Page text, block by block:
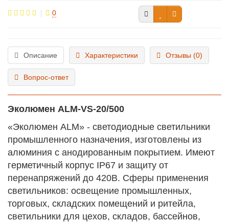
0
Описание Характеристики Отзывы (0)
Вопрос-ответ
Эколюмен ALM-VS-20/500
«Эколюмен ALM» - светодиодные светильники
промышленного назначения, изготовлены из
алюминия с анодированным покрытием. Имеют
герметичный корпус IP67 и защиту от
перенапряжений до 420В. Сферы применения
светильников: освещение промышленных,
торговых, складских помещений и ритейла,
светильники для цехов, складов, бассейнов,